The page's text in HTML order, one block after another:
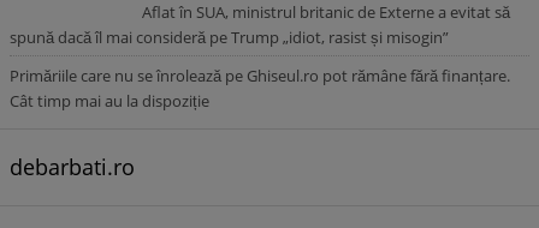
Aflat în SUA, ministrul britanic de Externe a evitat să
spună dacă îl mai consideră pe Trump „idiot, rasist și misogin”
Primăriile care nu se înrolează pe Ghiseul.ro pot rămâne fără finanțare.
Cât timp mai au la dispoziție
debarbati.ro